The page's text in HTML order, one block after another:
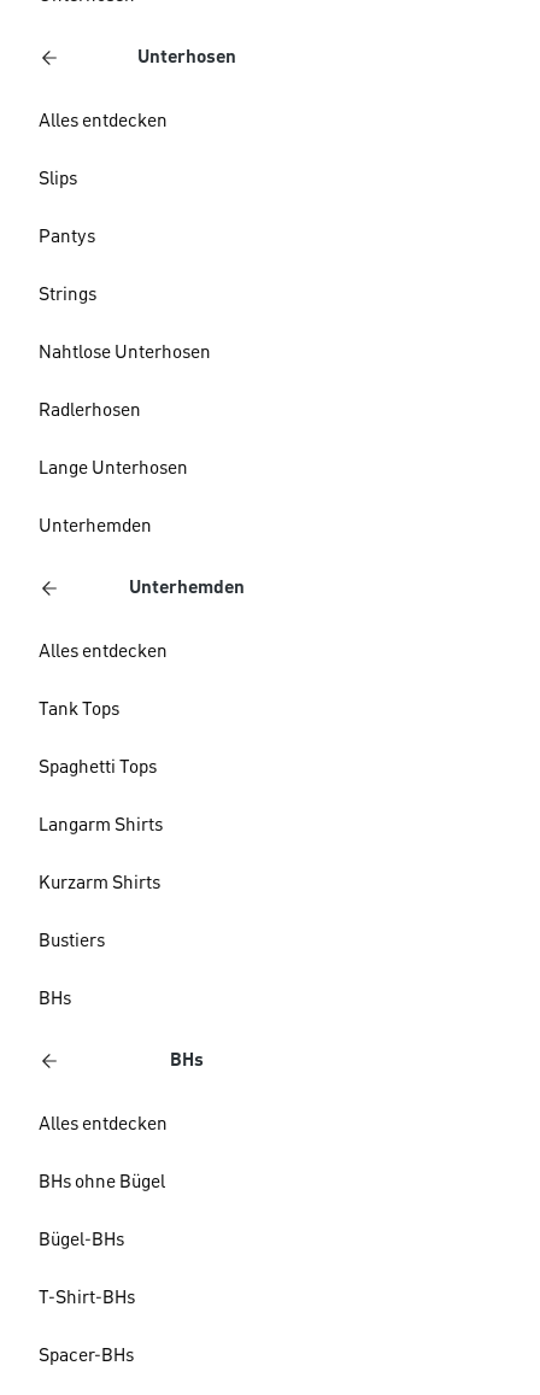
Unterhosen
Alles entdecken
Slips
Pantys
Strings
Nahtlose Unterhosen
Radlerhosen
Lange Unterhosen
Unterhemden
Unterhemden
Alles entdecken
Tank Tops
Spaghetti Tops
Langarm Shirts
Kurzarm Shirts
Bustiers
BHs
BHs
Alles entdecken
BHs ohne Bügel
Bügel-BHs
T-Shirt-BHs
Spacer-BHs